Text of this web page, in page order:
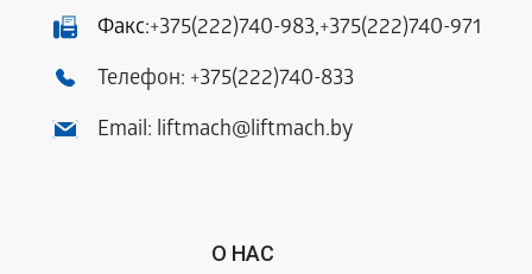
Факс:+375(222)740-983,+375(222)740-971
Телефон: +375(222)740-833
Email: liftmach@liftmach.by
О НАС